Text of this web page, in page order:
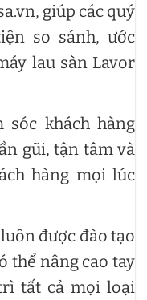
giúp các quý
so sánh, ước
lau sàn Lavor
sóc khách hàng
gũi, tận tâm và
hàng mọi lúc
được đào tạo
thể nâng cao tay
tất cả mọi loại